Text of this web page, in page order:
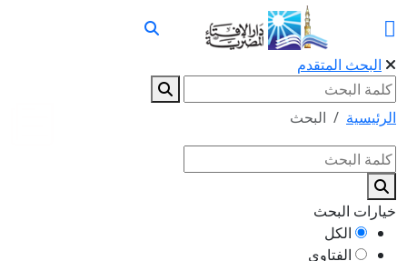
البحث المتقدم
الرئيسية البحث
خيارات البحث
الكل
الفتاوى